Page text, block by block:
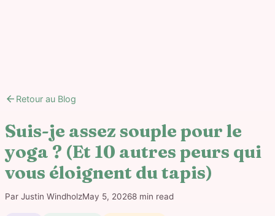
arrow_back Retour au Blog
Suis-je assez souple pour le
yoga ? (Et 10 autres peurs qui
vous éloignent du tapis)
Par Justin WindholzMay 5, 20268 min read